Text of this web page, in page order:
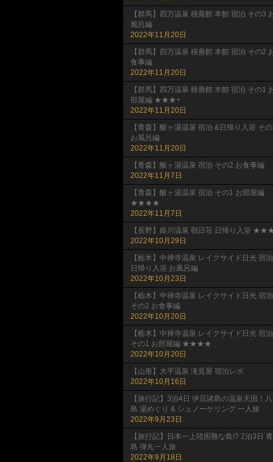
【群馬】四万温泉 積善館 本館 宿泊 その3
風呂編
2022年11月20日
【群馬】四万温泉 積善館 本館 宿泊 その2
食事編
2022年11月20日
【群馬】四万温泉 積善館 本館 宿泊 その1
部屋編 ★★★+
2022年11月20日
【青森】酸ヶ湯温泉 宿泊 &日帰り入浴 そ
お風呂編
2022年11月20日
【青森】酸ヶ湯温泉 宿泊 その2 お食事編
2022年11月7日
【青森】酸ヶ湯温泉 宿泊 その1 お部屋編
★★★★
2022年11月7日
【長野】姫川温泉 朝日荘 日帰り入浴
2022年10月29日
【栃木】中禅寺温泉 レイクサイド日光 宿
日帰り入浴 お風呂編
2022年10月23日
【栃木】中禅寺温泉 レイクサイド日光 宿泊
その2 お食事編
2022年10月20日
【栃木】中禅寺温泉 レイクサイド日光 宿泊
その1 お部屋編 ★★★★
2022年10月20日
【山形】大平温泉 滝見屋 宿泊レポ
2022年10月16日
【旅行記】3泊4日 伊豆諸島の温泉天国！
島 湯めぐり & シュノーケリング 一人旅
2022年9月23日
【旅行記】日本一上陸困難な島!? 2泊3日
島 弾丸一人旅
2022年9月18日